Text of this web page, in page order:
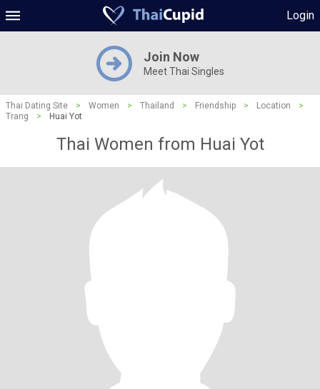
Login
Join Now
Meet Thai Singles
Thai Dating Site > Women > Thailand > Friendship > Location
>
Trang
> Huai Yot
Thai Women from Huai Yot